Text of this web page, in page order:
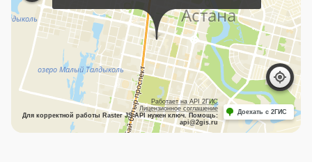
Работает на API 2ГИС
Лицензионное соглашение
Для корректной работы Raster JS API нужен ключ. Помощь:
api@2gis.ru
Доехать с 2ГИС